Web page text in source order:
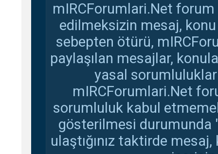
mIRCForumlari.Net
edilmeksizin mesaj,
sebepten ötürü,
paylaşılan mesajlar,
yasal
mIRCForumlari.Net
sorumluluk kabul
gösterilmesi durumunda
ulaştığınız taktirde